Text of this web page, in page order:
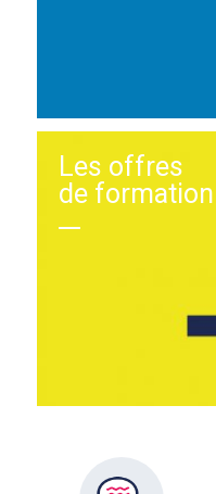
Les offres
de formation